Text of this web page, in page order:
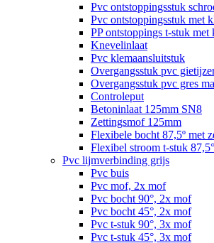
Pvc ontstoppingsstuk
Pvc ontstoppingsstuk met
PP ontstoppings t-stuk met
Knevelinlaat
Pvc klemaansluitstuk
Overgangsstuk pvc
Overgangsstuk pvc gres
Controleput
Betoninlaat 125mm SN8
Zettingsmof 125mm
Flexibele bocht 87,5º met
Flexibel stroom t-stuk
Pvc lijmverbinding grijs
Pvc buis
Pvc mof, 2x mof
Pvc bocht 90°, 2x mof
Pvc bocht 45°, 2x mof
Pvc t-stuk 90°, 3x mof
Pvc t-stuk 45°, 3x mof